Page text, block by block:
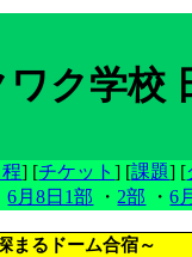
ク学校
程] [チケット] [課題] [
6月8日1部 ・ 2部 ・6
まるドーム合宿～